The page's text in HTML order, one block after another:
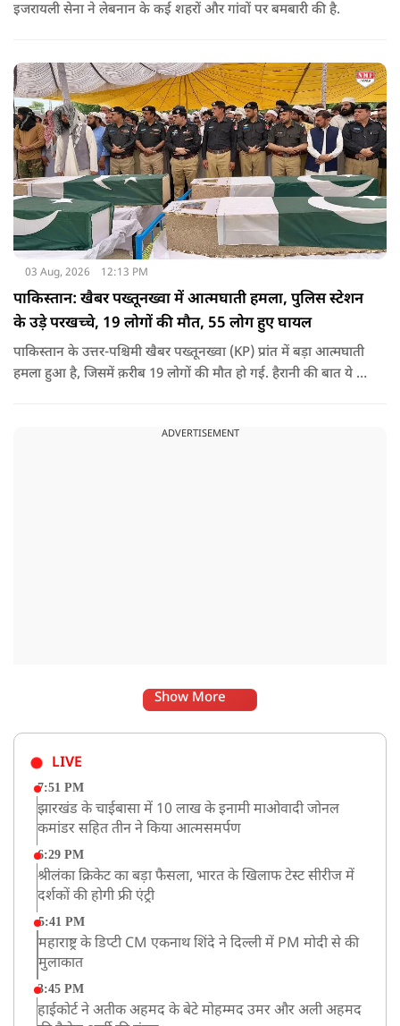
इजरायली सेना ने लेबनान के कई शहरों और गांवों पर बमबारी की है.
03 Aug, 2026 12:13 PM
पाकिस्तान: खैबर पख्तूनख्वा में आत्मघाती हमला, पुलिस स्टेशन
के उड़े परखच्चे, 19 लोगों की मौत, 55 लोग हुए घायल
पाकिस्तान के उत्तर-पश्चिमी खैबर पख्तूनख्वा (KP) प्रांत में बड़ा आत्मघाती
हमला हुआ है, जिसमें क़रीब 19 लोगों की मौत हो गई. हैरानी की बात ये है
ADVERTISEMENT
Show More
LIVE
7:51 PM
झारखंड के चाईबासा में 10 लाख के इनामी माओवादी जोनल
कमांडर सहित तीन ने किया आत्मसमर्पण
6:29 PM
श्रीलंका क्रिकेट का बड़ा फैसला, भारत के खिलाफ टेस्ट सीरीज में
दर्शकों की होगी फ्री एंट्री
5:41 PM
महाराष्ट्र के डिप्टी CM एकनाथ शिंदे ने दिल्ली में PM मोदी से की
मुलाकात
3:45 PM
हाईकोर्ट ने अतीक अहमद के बेटे मोहम्मद उमर और अली अहमद